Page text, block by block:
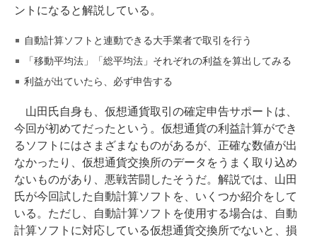
ントになると解説している。
自動計算ソフトと連動できる大手業者で取引を行う
「移動平均法」「総平均法」それぞれの利益を算出してみる
利益が出ていたら、必ず申告する
山田氏自身も、仮想通貨取引の確定申告サポートは、
今回が初めてだったという。仮想通貨の利益計算ができ
るソフトにはさまざまなものがあるが、正確な数値が出
なかったり、仮想通貨交換所のデータをうまく取り込め
ないものがあり、悪戦苦闘したそうだ。解説では、山田
氏が今回試した自動計算ソフトを、いくつか紹介をして
いる。ただし、自動計算ソフトを使用する場合は、自動
計算ソフトに対応している仮想通貨交換所でないと、損